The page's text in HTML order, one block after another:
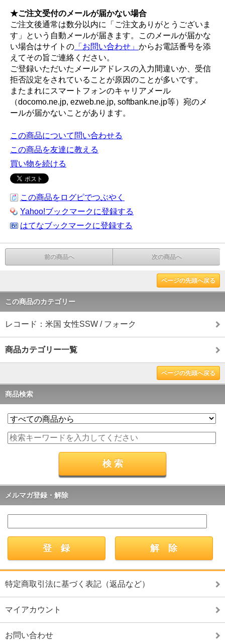
★ご注文受付のメールが届かない場合
ご注文後通常は数分以内に「ご注文ありがとうございま
す」という自動メールが届きます。このメールが届かな
い場合はサイトの 「お問い合わせ」 からお電話番号を添
えてその旨ご連絡ください。
ご登録いただいたメールアドレスの入力間違いか、受信
拒否設定をされていることが原因のことが多いです。
またまれにスマートフォンのキャリアメール
（docomo.ne.jp, ezweb.ne.jp, softbank.ne.jp等）宛のメ
ールが届かないことがあります。
この商品について問い合わせる
この商品を友達に教える
買い物を続ける
この商品をログピでつぶやく
Yahoo!ブックマークに登録する
はてなブックマークに登録する
前の商品へ 次の商品へ
ページの先頭へ戻る
この商品のカテゴリー
レコード：米国 女性SSW / フォーク
商品カテゴリー一覧
ページの先頭へ戻る
商品検索
メルマガ登録・解除
特定商取引法に基づく表記（返品など）
マイアカウント
お問い合わせ